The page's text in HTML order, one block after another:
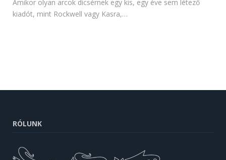
Amikor olyan arcok dicsérnek egy kis, egy éve sem létező
kiadót, mint Rockwell vagy Kasra,…
RÓLUNK